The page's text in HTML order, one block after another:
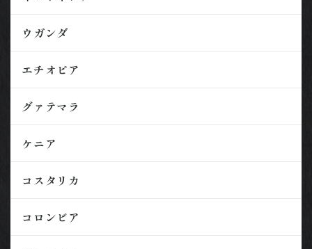
ウガンダ
エチオピア
グァテマラ
ケニア
コスタリカ
コロンビア